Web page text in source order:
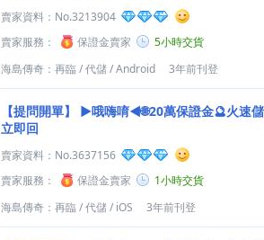
賣家資料： No.3213904
賣家服務：
保證金賣家
5小時交貨
海島傳奇：再臨/代儲/Android 3年前刊登
【提問開單】
►哦嗨唷◄🌐20萬保證金🔮火速
立即回
賣家資料： No.3637156
賣家服務：
保證金賣家
1小時交貨
海島傳奇：再臨/代儲/ iOS 3年前刊登